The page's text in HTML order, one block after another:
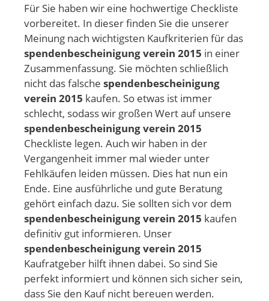
Für Sie haben wir eine hochwertige Checkliste
vorbereitet. In dieser finden Sie die unserer
Meinung nach wichtigsten Kaufkriterien für das
spendenbescheinigung verein 2015 in einer
Zusammenfassung. Sie möchten schließlich
nicht das falsche spendenbescheinigung
verein 2015 kaufen. So etwas ist immer
schlecht, sodass wir großen Wert auf unsere
spendenbescheinigung verein 2015
Checkliste legen. Auch wir haben in der
Vergangenheit immer mal wieder unter
Fehlkäufen leiden müssen. Dies hat nun ein
Ende. Eine ausführliche und gute Beratung
gehört einfach dazu. Sie sollten sich vor dem
spendenbescheinigung verein 2015 kaufen
definitiv gut informieren. Unser
spendenbescheinigung verein 2015
Kaufratgeber hilft ihnen dabei. So sind Sie
perfekt informiert und können sich sicher sein,
dass Sie den Kauf nicht bereuen werden.